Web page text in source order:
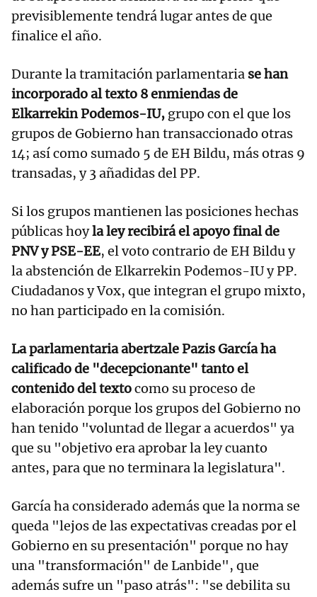
previsiblemente tendrá lugar antes de que
finalice el año.
Durante la tramitación parlamentaria se han
incorporado al texto 8 enmiendas de
Elkarrekin Podemos-IU, grupo con el que los
grupos de Gobierno han transaccionado otras
14; así como sumado 5 de EH Bildu, más otras 9
transadas, y 3 añadidas del PP.
Si los grupos mantienen las posiciones hechas
públicas hoyla ley recibirá el apoyo final de
PNV y PSE-EE, el voto contrario de EH Bildu y
la abstención de Elkarrekin Podemos-IU y PP.
Ciudadanos y Vox, que integran el grupo mixto,
no han participado en la comisión.
La parlamentaria abertzale Pazis García ha
calificado de "decepcionante" tanto el
contenido del textocomo su proceso de
elaboración porque los grupos del Gobierno no
han tenido "voluntad de llegar a acuerdos" ya
que su "objetivo era aprobar la ley cuanto
antes, para que no terminara la legislatura".
García ha considerado además que la norma se
queda "lejos de las expectativas creadas por el
Gobierno en su presentación" porque no hay
una "transformación" de Lanbide", que
además sufre un "paso atrás": "se debilita su